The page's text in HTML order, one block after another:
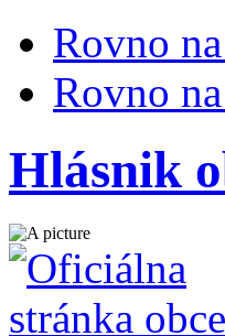
Rovno
Rovno
Hlásnik